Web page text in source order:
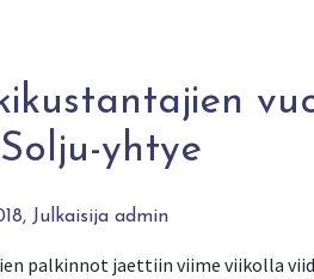
yhtye
Julkaisija admin
palkinnot jaettiin viime viikolla